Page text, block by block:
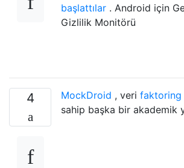
başlattılar . Android için
Gizlilik Monitörü
4 MockDroid , veri faktoring
sahip başka bir akademik